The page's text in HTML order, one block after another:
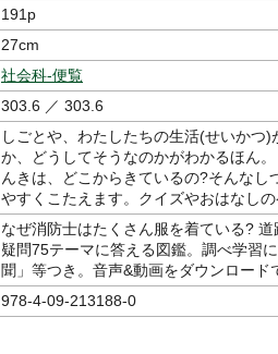
191p
27cm
社会科-便覧
303.6 ／ 303.6
しごとや、わたしたちの生活(せいかつ
か、どうしてそうなのかがわかるほん
んきは、どこからきているの?そんな
やすくこたえます。クイズやおはなし
なぜ消防士はたくさん服を着ている?
疑問75テーマに答える図鑑。調べ学習
聞」等つき。音声&動画をダウンロード
978-4-09-213188-0